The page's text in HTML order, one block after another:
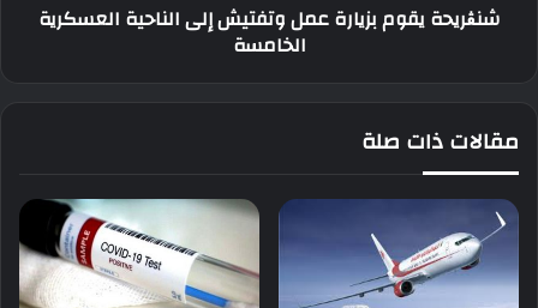
شنڨريحة يقوم بزيارة عمل وتفتيش إلى الناحية العسكرية
الخامسة
مقالات ذات صلة